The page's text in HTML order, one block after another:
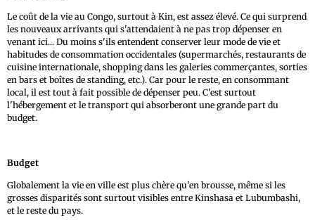
Le coût de la vie au Congo, surtout à Kin, est assez élevé. Ce qui surprend
les nouveaux arrivants qui s'attendaient à ne pas trop dépenser en
venant ici... Du moins s'ils entendent conserver leur mode de vie et
habitudes de consommation occidentales (supermarchés, restaurants de
cuisine internationale, shopping dans les galeries commerçantes, sorties
en bars et boîtes de standing, etc.). Car pour le reste, en consommant
local, il est tout à fait possible de dépenser peu. C'est surtout
l'hébergement et le transport qui absorberont une grande part du
budget.
Budget
Globalement la vie en ville est plus chère qu'en brousse, même si les
grosses disparités sont surtout visibles entre Kinshasa et Lubumbashi,
et le reste du pays.